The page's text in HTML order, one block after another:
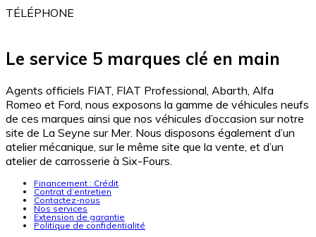
TÉLÉPHONE
Le service 5 marques clé en main
Agents officiels FIAT, FIAT Professional, Abarth, Alfa
Romeo et Ford, nous exposons la gamme de véhicules neufs
de ces marques ainsi que nos véhicules d’occasion sur notre
site de La Seyne sur Mer. Nous disposons également d’un
atelier mécanique, sur le même site que la vente, et d’un
atelier de carrosserie à Six-Fours.
Financement : Crédit
Contrat d’entretien
Contactez-nous
Nos services
Extension de garantie
Politique de confidentialité